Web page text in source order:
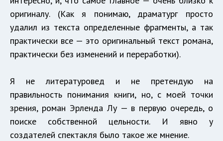
оригиналу. (Как я понимаю, драматург просто
удалил из текста определенные фрагменты, а так
практически все — это оригинальный текст романа,
практически без изменений и переработки).
Я не литературовед и не претендую на
правильность понимания книги, но, с моей точки
зрения, роман Эрленда Лу — в первую очередь, о
поиске собственной цельности. И явно у
создателей спектакля было такое же мнение.